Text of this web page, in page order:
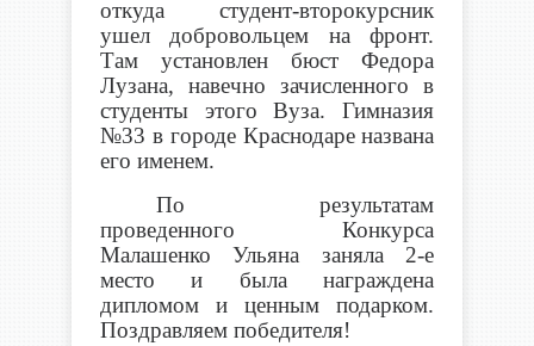
откуда студент-второкурсник
ушел добровольцем на фронт.
Там установлен бюст Федора
Лузана, навечно зачисленного в
студенты этого Вуза. Гимназия
№33 в городе Краснодаре названа
его именем.
По результатам
проведенного Конкурса
Малашенко Ульяна заняла 2-е
место и была награждена
дипломом и ценным подарком.
Поздравляем победителя!